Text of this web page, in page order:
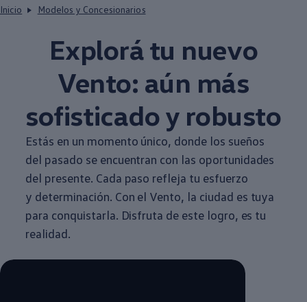
Inicio Modelos y Concesionarios
Explorá tu nuevo
Vento: aún más
sofisticado y robusto
Estás en un momento único, donde los sueños
del pasado se encuentran con las oportunidades
del presente. Cada paso refleja tu esfuerzo
y determinación. Con el Vento, la ciudad es tuya
para conquistarla. Disfruta de este logro, es tu
realidad.​